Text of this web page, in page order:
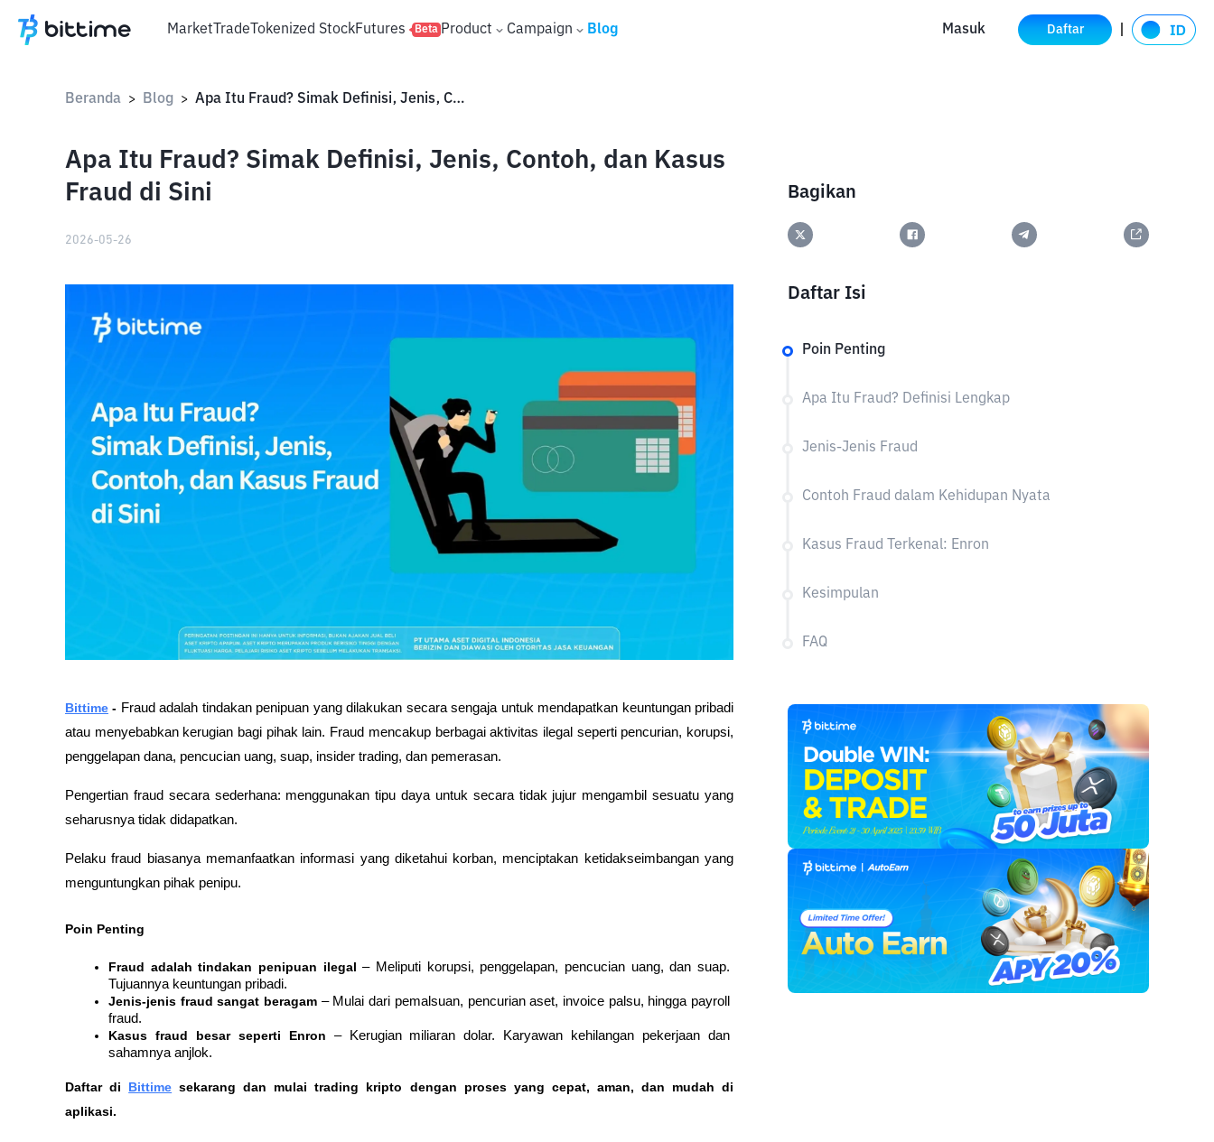
MarketTradeTokenized StockFutures Beta Product Campaign Blog Masuk Daftar
Beranda > Blog > Apa Itu Fraud? Simak Definisi, Jenis, Contoh, dan Kasus Fraud di Sini
Apa Itu Fraud? Simak Definisi, Jenis, Contoh, dan Kasus
Fraud di Sini
2026-05-26
Bittime - Fraud adalah tindakan penipuan yang dilakukan secara sengaja untuk mendapatkan keuntungan pribadi
atau menyebabkan kerugian bagi pihak lain. Fraud mencakup berbagai aktivitas ilegal seperti pencurian, korupsi,
penggelapan dana, pencucian uang, suap, insider trading, dan pemerasan.
Pengertian fraud secara sederhana: menggunakan tipu daya untuk secara tidak jujur mengambil sesuatu yang
seharusnya tidak didapatkan.
Pelaku fraud biasanya memanfaatkan informasi yang diketahui korban, menciptakan ketidakseimbangan yang
menguntungkan pihak penipu.
Poin Penting
Fraud adalah tindakan penipuan ilegal – Meliputi korupsi, penggelapan, pencucian uang, dan suap.
Tujuannya keuntungan pribadi.
Jenis-jenis fraud sangat beragam – Mulai dari pemalsuan, pencurian aset, invoice palsu, hingga payroll
fraud.
Kasus fraud besar seperti Enron – Kerugian miliaran dolar. Karyawan kehilangan pekerjaan dan
sahamnya anjlok.
Daftar di Bittime sekarang dan mulai trading kripto dengan proses yang cepat, aman, dan mudah di
aplikasi.
Bagikan
Daftar Isi
Poin Penting
Apa Itu Fraud? Definisi Lengkap
Jenis-Jenis Fraud
Contoh Fraud dalam Kehidupan Nyata
Kasus Fraud Terkenal: Enron
Kesimpulan
FAQ